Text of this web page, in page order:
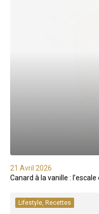
21 Avril 2026
Canard à la vanille :
Lifestyle, Recettes